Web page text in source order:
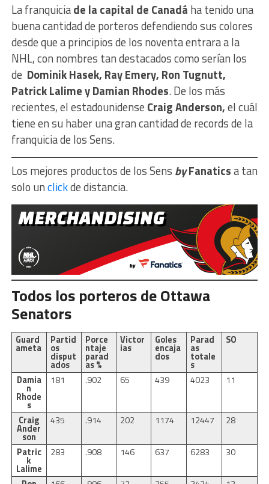
La franquiciade la capital de Canadá ha tenido una
buena cantidad de porteros defendiendo sus colores
desde que a principios de los noventa entrara a la
NHL, con nombres tan destacados como serían los
de Dominik Hasek, Ray Emery, Ron Tugnutt,
Patrick Lalime y Damian Rhodes. De los más
recientes, el estadounidense Craig Anderson,el cuál
tiene en su haber una gran cantidad de records de la
franquicia de los Sens.
Los mejores productos de los Sens byFanaticsa tan
solo unclickde distancia.
Todos los porteros de Ottawa
Senators
Guard
ameta
Partid
os
disput
ados
Porce
ntaje
parad
as %
Victor
ias
Goles
encaja
dos
Parad
as
totale
s
SO
Damia
n
Rhode
s
181 .902 65 439 4023 11
Craig
Ander
son
435 .914 202 1174 12447 28
Patric
k
Lalime
283 .908 146 637 6283 30